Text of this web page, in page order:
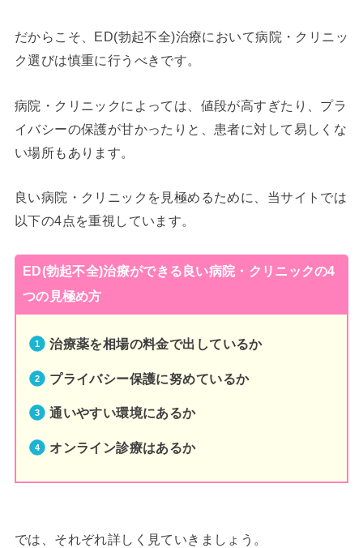
だからこそ、ED(勃起不全)治療において病院・クリニッ
ク選びは慎重に行うべきです。
病院・クリニックによっては、値段が高すぎたり、プラ
イバシーの保護が甘かったりと、患者に対して易しくな
い場所もあります。
良い病院・クリニックを見極めるために、当サイトでは
以下の4点を重視しています。
ED(勃起不全)治療ができる良い病院・クリニックの4
つの見極め方
治療薬を相場の料金で出しているか
プライバシー保護に努めているか
通いやすい環境にあるか
オンライン診療はあるか
では、それぞれ詳しく見ていきましょう。